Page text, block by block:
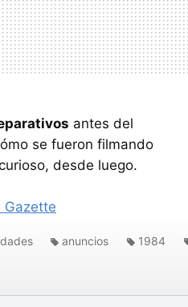
antes del
se fueron filmando
desde luego.
Gazette
anuncios 1984